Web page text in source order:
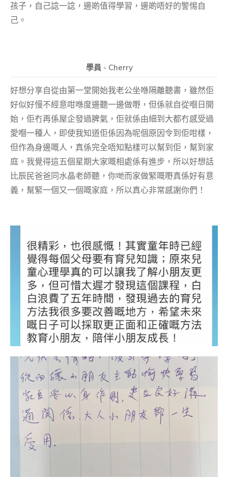
孩子，自己諗一諗，邊啲值得學習，邊啲唔好的警惕自
己。
學員 - Cherry
好想分享自從由第一堂開始我老公坐喺隔離聽書，雖然佢
好似好慢不經意咁喺度邊聽一邊做嘢，但係就自從嗰日開
始，佢冇再係屋企發過脾氣，佢就係由細到大都冇感受過
愛嗰一種人，即使我知道佢係因為呢個原因令到佢咁樣，
但作為身邊嘅人，真係完全唔知點樣可以幫到佢，幫到家
庭。我覺得這五個星期大家嘅相處係有進步，所以好想話
比辰民爸爸同水晶老師聽，你哋而家做緊嘅嘢真係好有意
義，幫緊一個又一個嘅家庭，所以真心非常感謝你們！